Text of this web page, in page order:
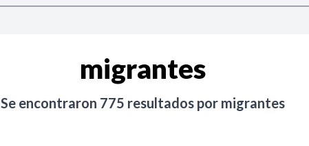
migrantes
Se encontraron 775 resultados por migrantes